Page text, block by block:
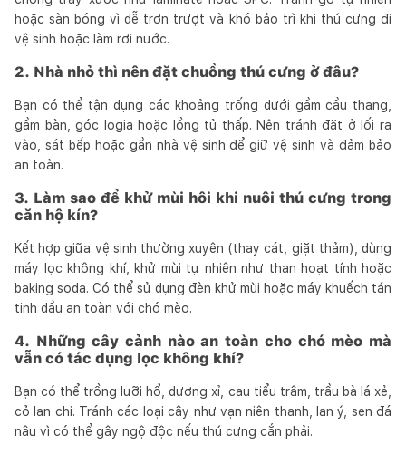
hoặc sàn bóng vì dễ trơn trượt và khó bảo trì khi thú cưng đi
vệ sinh hoặc làm rơi nước.
2. Nhà nhỏ thì nên đặt chuồng thú cưng ở đâu?
Bạn có thể tận dụng các khoảng trống dưới gầm cầu thang,
gầm bàn, góc logia hoặc lồng tủ thấp. Nên tránh đặt ở lối ra
vào, sát bếp hoặc gần nhà vệ sinh để giữ vệ sinh và đảm bảo
an toàn.
3. Làm sao để khử mùi hôi khi nuôi thú cưng trong
căn hộ kín?
Kết hợp giữa vệ sinh thường xuyên (thay cát, giặt thảm), dùng
máy lọc không khí, khử mùi tự nhiên như than hoạt tính hoặc
baking soda. Có thể sử dụng đèn khử mùi hoặc máy khuếch tán
tinh dầu an toàn với chó mèo.
4. Những cây cảnh nào an toàn cho chó mèo mà
vẫn có tác dụng lọc không khí?
Bạn có thể trồng lưỡi hổ, dương xỉ, cau tiểu trâm, trầu bà lá xẻ,
cỏ lan chi. Tránh các loại cây như vạn niên thanh, lan ý, sen đá
nâu vì có thể gây ngộ độc nếu thú cưng cắn phải.